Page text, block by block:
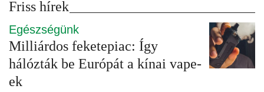
Friss hírek
Egészségünk
Milliárdos feketepiac: Így
hálózták be Európát a kínai vape-
ek